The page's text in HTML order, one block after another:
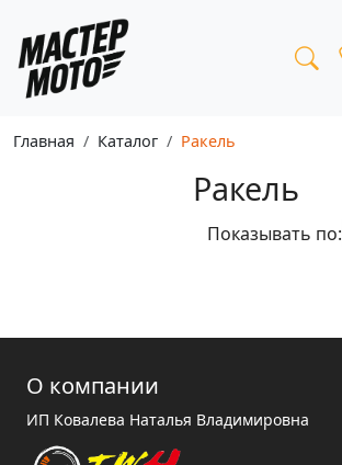
Главная Каталог Ракель
Ракель
Показывать по:
О компании
ИП Ковалева Наталья Владимировна